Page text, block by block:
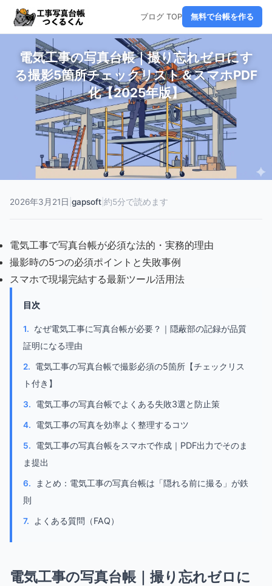
ブログ TOP 無料で台帳を作る
電気工事の写真台帳｜撮り忘れゼロにす
る撮影5箇所チェックリスト＆スマホPDF
化【2025年版】
2026年3月21日 gapsoft 約5分で読めます
電気工事で写真台帳が必須な法的・実務的理由
撮影時の5つの必須ポイントと失敗事例
スマホで現場完結する最新ツール活用法
目次
なぜ電気工事に写真台帳が必要？｜隠蔽部の記録が品質
証明になる理由
電気工事の写真台帳で撮影必須の5箇所【チェックリス
ト付き】
電気工事の写真台帳でよくある失敗3選と防止策
電気工事の写真を効率よく整理するコツ
電気工事の写真台帳をスマホで作成｜PDF出力でそのま
ま提出
まとめ：電気工事の写真台帳は「隠れる前に撮る」が鉄
則
よくある質問（FAQ）
電気工事の写真台帳｜撮り忘れゼロに